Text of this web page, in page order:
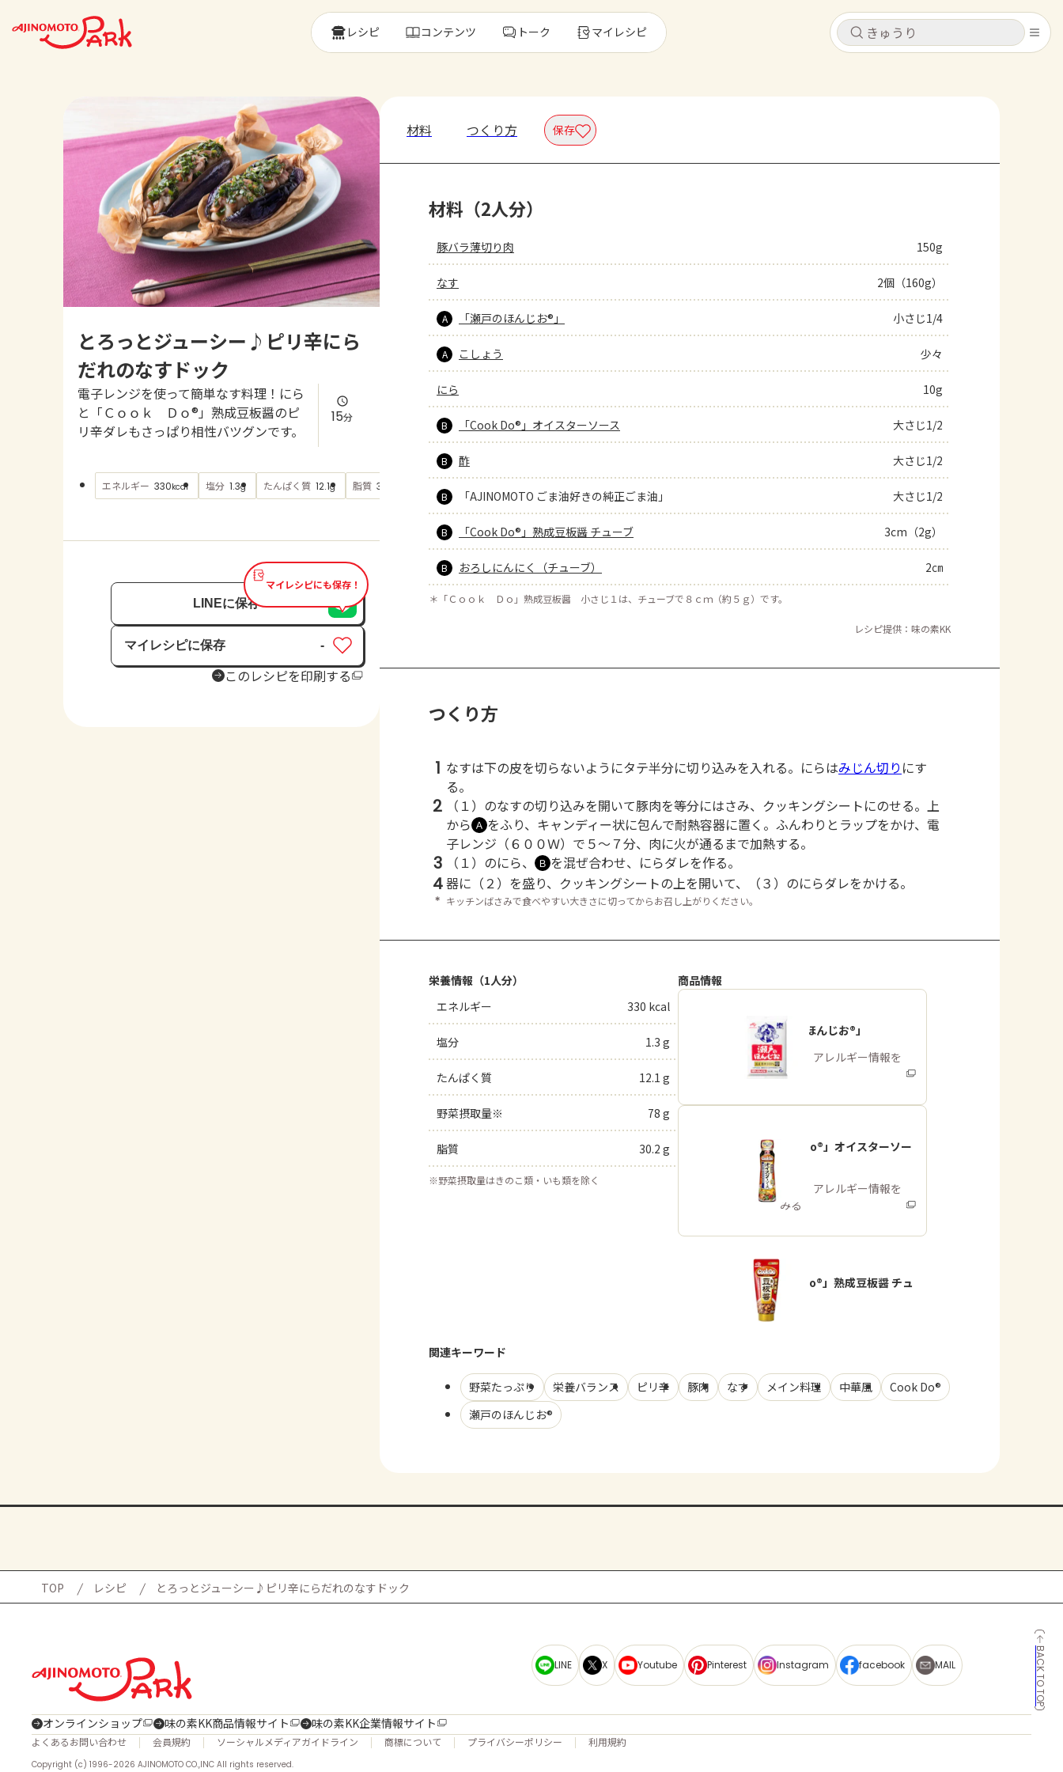
キャンセル
レシピ
トーク
よくあるお問い合わせ
AJINOMOTO PARK とは
キャンセル
レシピ コンテンツ トーク マイレシピ
とろっとジューシー♪ピリ辛にら
だれのなすドック
電子レンジを使って簡単なす料理！にら
と「Ｃｏｏｋ Ｄｏ®」熟成豆板醤のピ
リ辛ダレもさっぱり相性バツグンです。
15分
エネルギー 330kcal 塩分 1.3g たんぱく質 12.1g 脂質 30.2 もっと見る
マイレシピにも保存！
LINEに保存
マイレシピに保存
保存済み
-
このレシピを印刷する
材料 つくり方 保存
材料（2人分）
豚バラ薄切り肉 150g
なす 2個（160g）
A 「瀬戸のほんじお®」 小さじ1/4
A こしょう 少々
にら 10g
B 「Cook Do®」オイスターソース 大さじ1/2
B 酢 大さじ1/2
B 「AJINOMOTO ごま油好きの純正ごま油」 大さじ1/2
B 「Cook Do®」熟成豆板醤 チューブ 3cm（2g）
B おろしにんにく（チューブ） 2㎝
＊ 「Ｃｏｏｋ Ｄｏ」熟成豆板醤 小さじ１は、チューブで８ｃｍ（約５ｇ）です。
レシピ提供：味の素KK
つくり方
1 なすは下の皮を切らないようにタテ半分に切り込みを入れる。にらはみじん切り にす
る。
2
（１）のなすの切り込みを開いて豚肉を等分にはさみ、クッキングシートにのせる。上
から Ａ をふり、キャンディー状に包んで耐熱容器に置く。ふんわりとラップをかけ、電
子レンジ（６００Ｗ）で５～７分、肉に火が通るまで加熱する。
3 （１）のにら、 Ｂ を混ぜ合わせ、にらダレを作る。
4器に（２）を盛り、クッキングシートの上を開いて、（３）のにらダレをかける。
＊ キッチンばさみで食べやすい大きさに切ってからお召し上がりください。
栄養情報（1人分）
エネルギー
330 kcal
塩分 1.3 g
たんぱく質 12.1 g
野菜摂取量※ 78 g
脂質 30.2 g
※野菜摂取量はきのこ類・いも類を除く
商品情報
「瀬戸のほんじお®」
商品・アレルギー情報を
みる
「Cook Do®」オイスターソー
ス
商品・アレルギー情報を
みる
「Cook Do®」熟成豆板醤 チュ
ーブ
関連キーワード
野菜たっぷり 栄養バランス ピリ辛 豚肉 なす メイン料理 中華風
Cook Do®
瀬戸のほんじお®
TOP レシピ とろっとジューシー♪ピリ辛にらだれのなすドック
BACK TO TOP
LINE X Youtube Pinterest Instagram facebook MAIL
オンラインショップ 味の素KK商品情報サイト 味の素KK企業情報サイト
よくあるお問い合わせ 会員規約 ソーシャルメディアガイドライン 商標について プライバシーポリシー 利用規約
Copyright (c) 1996-2026 AJINOMOTO CO.,INC All rights reserved.